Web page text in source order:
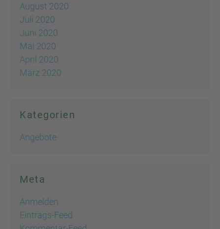
August 2020
Juli 2020
Juni 2020
Mai 2020
April 2020
März 2020
Kategorien
Angebote
Meta
Anmelden
Eintrags-Feed